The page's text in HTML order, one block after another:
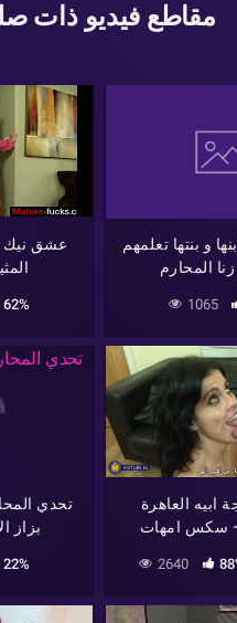
مقاطع فيديو ذات
عشق نيك
62%
و بنتها تعلمهم
المحارم
1065
بزاز
22%
ابيه العاهرة
– سكس امهات
2640